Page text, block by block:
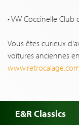
• VW Coccinelle Club
Vous êtes curieux
voitures anciennes
www.retrocalage.com
E&R Classics